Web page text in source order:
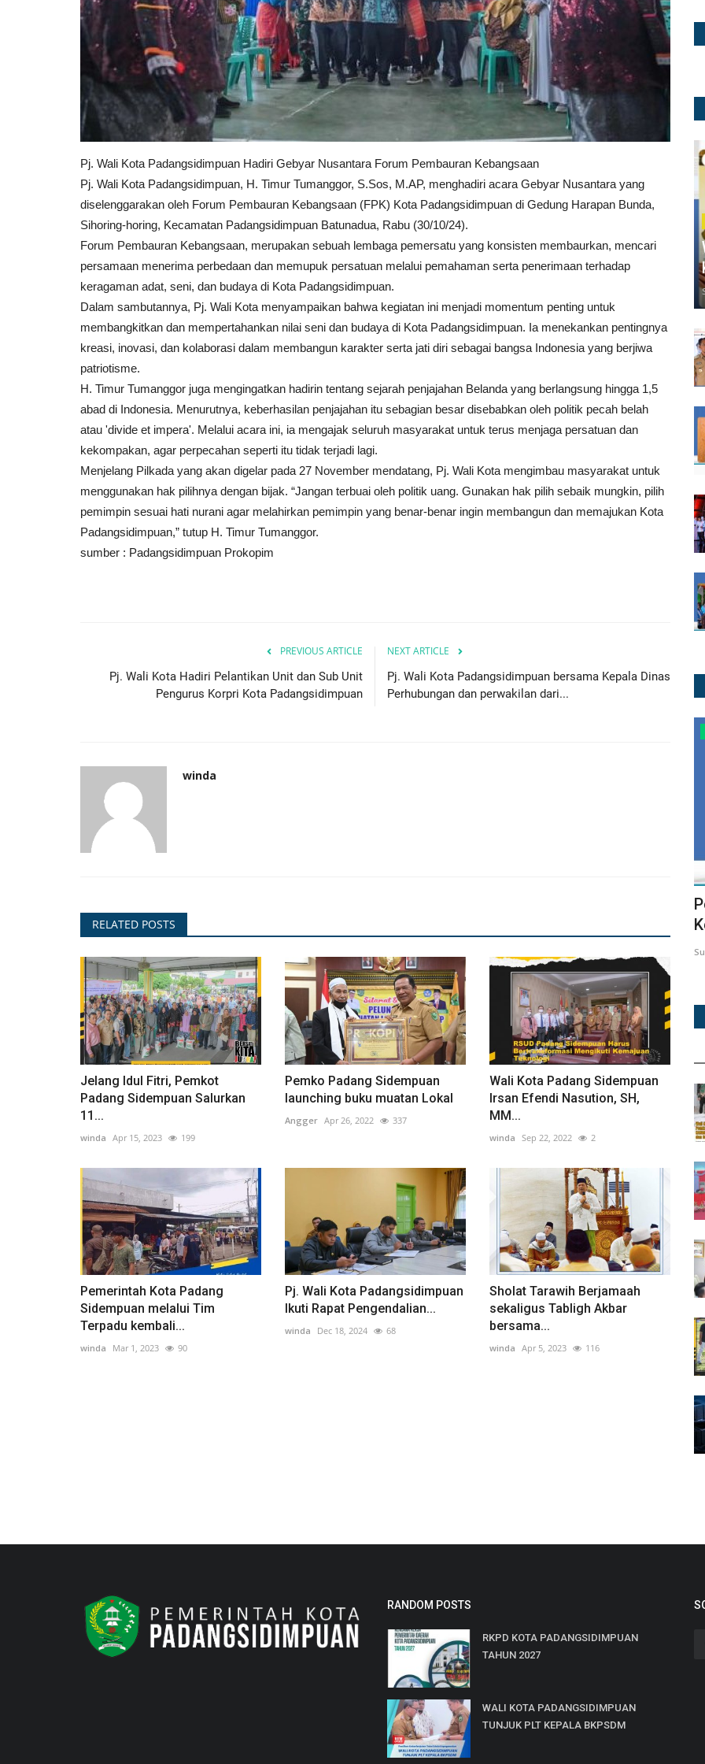
Pj. Wali Kota Padangsidimpuan Hadiri Gebyar Nusantara Forum Pembauran Kebangsaan
Pj. Wali Kota Padangsidimpuan, H. Timur Tumanggor, S.Sos, M.AP, menghadiri acara Gebyar Nusantara yang
diselenggarakan oleh Forum Pembauran Kebangsaan (FPK) Kota Padangsidimpuan di Gedung Harapan Bunda,
Sihoring-horing, Kecamatan Padangsidimpuan Batunadua, Rabu (30/10/24).
Forum Pembauran Kebangsaan, merupakan sebuah lembaga pemersatu yang konsisten membaurkan, mencari
persamaan menerima perbedaan dan memupuk persatuan melalui pemahaman serta penerimaan terhadap
keragaman adat, seni, dan budaya di Kota Padangsidimpuan.
Dalam sambutannya, Pj. Wali Kota menyampaikan bahwa kegiatan ini menjadi momentum penting untuk
membangkitkan dan mempertahankan nilai seni dan budaya di Kota Padangsidimpuan. Ia menekankan pentingnya
kreasi, inovasi, dan kolaborasi dalam membangun karakter serta jati diri sebagai bangsa Indonesia yang berjiwa
patriotisme.
H. Timur Tumanggor juga mengingatkan hadirin tentang sejarah penjajahan Belanda yang berlangsung hingga 1,5
abad di Indonesia. Menurutnya, keberhasilan penjajahan itu sebagian besar disebabkan oleh politik pecah belah
atau 'divide et impera'. Melalui acara ini, ia mengajak seluruh masyarakat untuk terus menjaga persatuan dan
kekompakan, agar perpecahan seperti itu tidak terjadi lagi.
Menjelang Pilkada yang akan digelar pada 27 November mendatang, Pj. Wali Kota mengimbau masyarakat untuk
menggunakan hak pilihnya dengan bijak. “Jangan terbuai oleh politik uang. Gunakan hak pilih sebaik mungkin, pilih
pemimpin sesuai hati nurani agar melahirkan pemimpin yang benar-benar ingin membangun dan memajukan Kota
Padangsidimpuan,” tutup H. Timur Tumanggor.
sumber : Padangsidimpuan Prokopim
PREVIOUS ARTICLE
Pj. Wali Kota Hadiri Pelantikan Unit dan Sub Unit
Pengurus Korpri Kota Padangsidimpuan
NEXT ARTICLE
Pj. Wali Kota Padangsidimpuan bersama Kepala Dinas
Perhubungan dan perwakilan dari...
winda
RELATED POSTS
Jelang Idul Fitri, Pemkot
Padang Sidempuan Salurkan
11...
winda Apr 15, 2023 199
Pemko Padang Sidempuan
launching buku muatan Lokal
Angger Apr 26, 2022 337
Wali Kota Padang Sidempuan
Irsan Efendi Nasution, SH,
MM...
winda Sep 22, 2022 2
Pemerintah Kota Padang
Sidempuan melalui Tim
Terpadu kembali...
winda Mar 1, 2023 90
Pj. Wali Kota Padangsidimpuan
Ikuti Rapat Pengendalian...
winda Dec 18, 2024 68
Sholat Tarawih Berjamaah
sekaligus Tabligh Akbar
bersama...
winda Apr 5, 2023 116
Padangsidimpuan Hadiri Dzikir...
RANDOM POSTS
RKPD KOTA PADANGSIDIMPUAN
TAHUN 2027
WALI KOTA PADANGSIDIMPUAN
TUNJUK PLT KEPALA BKPSDM